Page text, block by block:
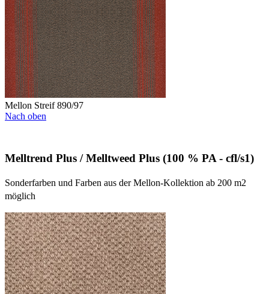
Mellon Streif 890/97
Nach oben
Melltrend Plus / Melltweed Plus (100 % PA - cfl/s1)
Sonderfarben und Farben aus der Mellon-Kollektion ab 200 m2
möglich